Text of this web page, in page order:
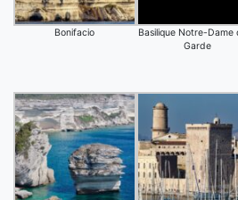
Bonifacio
Basilique Notre-Dame
Garde